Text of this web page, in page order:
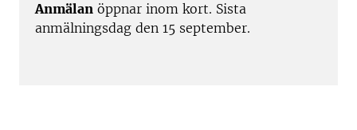
Anmälan öppnar inom kort. Sista
anmälningsdag den 15 september.